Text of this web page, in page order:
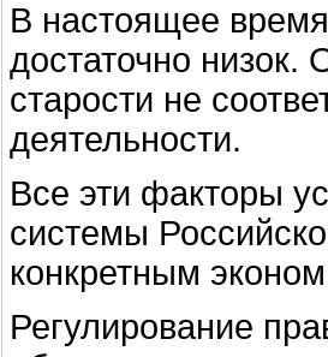
В настоящее
достаточно низок.
старости не
деятельности.
Все эти факторы
системы
конкретным
Регулирование